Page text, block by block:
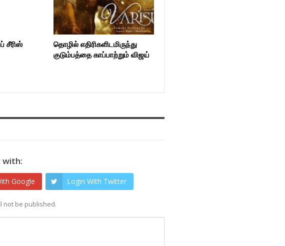
சீரிஸ்
தொழில் எதிரிகளிடமிருந்து
குடும்பத்தை காப்பாற்றும் விஜய்
with:
Google Login With Twitter
not be published.